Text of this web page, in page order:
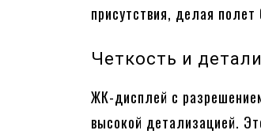
присутствия, делая
Четкость и
ЖК-дисплей с
высокой детализацией.